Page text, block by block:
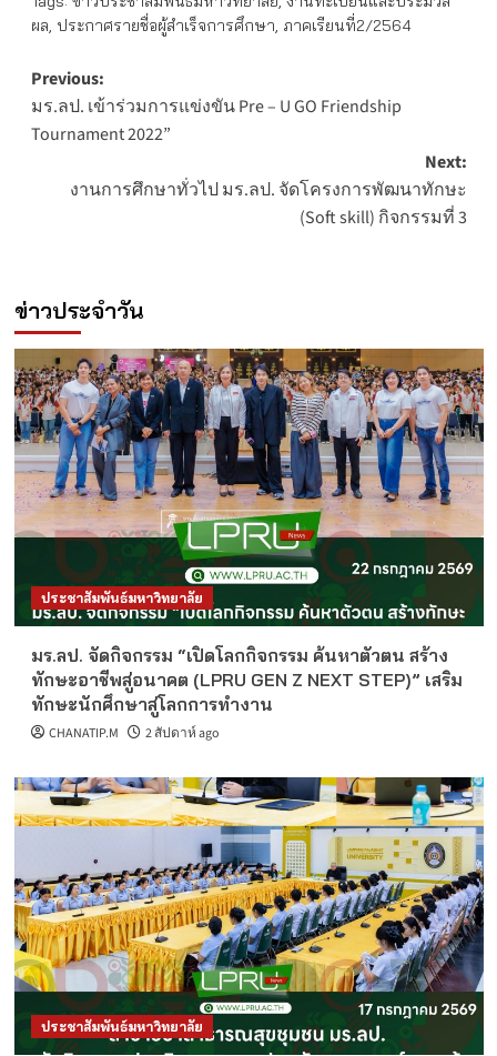
ผล, ประกาศรายชื่อผู้สำเร็จการศึกษา, ภาคเรียนที่2/2564
Post
navigation
Previous:
มร.ลป. เข้าร่วมการแข่งขัน Pre – U GO Friendship
Tournament 2022”
Next:
งานการศึกษาทั่วไป มร.ลป. จัดโครงการพัฒนาทักษะ
(Soft skill) กิจกรรมที่ 3
ข่าวประจำวัน
ประชาสัมพันธ์มหาวิทยาลัย
มร.ลป. จัดกิจกรรม “เปิดโลกกิจกรรม ค้นหาตัวตน สร้าง
ทักษะอาชีพสู่อนาคต (LPRU GEN Z NEXT STEP)” เสริม
ทักษะนักศึกษาสู่โลกการทำงาน
CHANATIP.M 2 สัปดาห์ ago
ประชาสัมพันธ์มหาวิทยาลัย